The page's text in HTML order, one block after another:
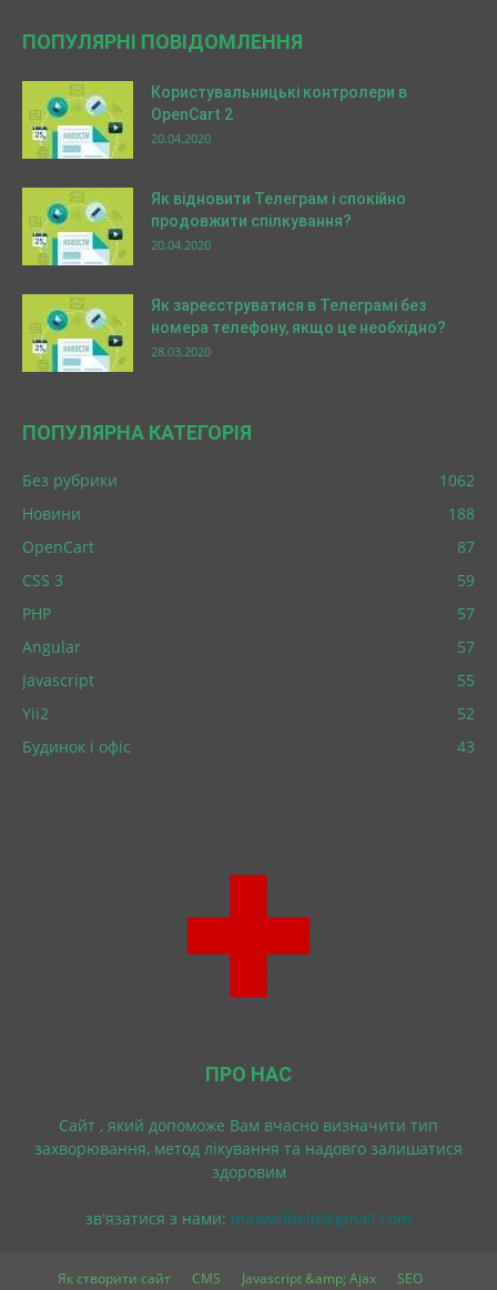
ПОПУЛЯРНІ ПОВІДОМЛЕННЯ
Користувальницькі контролери в
OpenCart 2
20.04.2020
Як відновити Телеграм і спокійно
продовжити спілкування?
20.04.2020
Як зареєструватися в Телеграмі без
номера телефону, якщо це необхідно?
28.03.2020
ПОПУЛЯРНА КАТЕГОРІЯ
Без рубрики
1062
Новини
188
OpenCart
87
CSS 3
59
PHP
57
Angular
57
Javascript
55
Yii2
52
Будинок і офіс
43
ПРО НАС
Cайт , який допоможе Вам вчасно визначити тип
захворювання, метод лікування та надовго залишатися
здоровим
зв'язатися з нами: maxwelhelp@gmail.com
Як створити сайт CMS Javascript &amp; Ajax SEO